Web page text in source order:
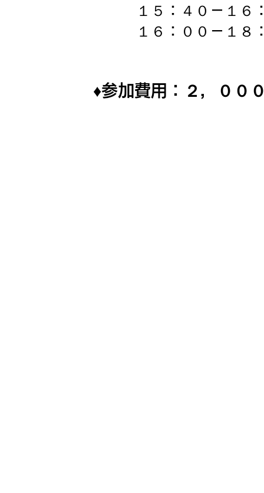
１５：４０－１
１６：００－１
♦参加費用：２，００